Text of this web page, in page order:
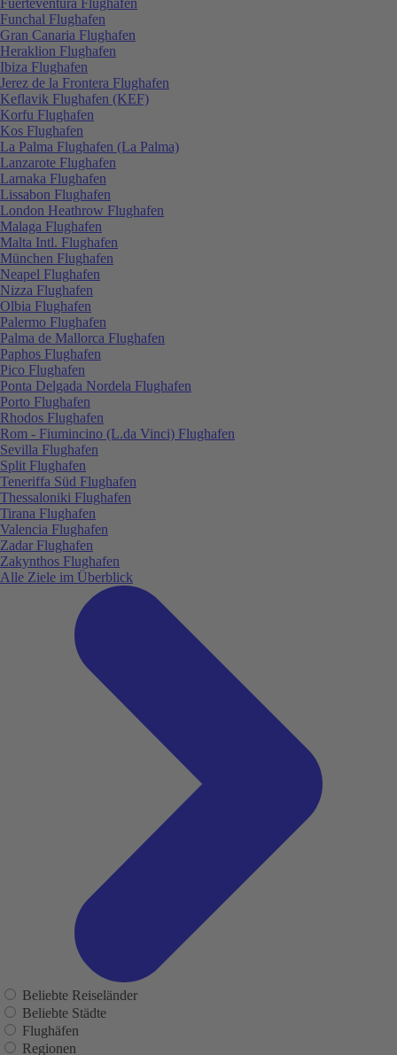
Funchal Flughafen
Gran Canaria Flughafen
Heraklion Flughafen
Ibiza Flughafen
Jerez de la Frontera Flughafen
Keflavik Flughafen (KEF)
Korfu Flughafen
Kos Flughafen
La Palma Flughafen (La Palma)
Lanzarote Flughafen
Larnaka Flughafen
Lissabon Flughafen
London Heathrow Flughafen
Malaga Flughafen
Malta Intl. Flughafen
München Flughafen
Neapel Flughafen
Nizza Flughafen
Olbia Flughafen
Palermo Flughafen
Palma de Mallorca Flughafen
Paphos Flughafen
Pico Flughafen
Ponta Delgada Nordela Flughafen
Porto Flughafen
Rhodos Flughafen
Rom - Fiumincino (L.da Vinci) Flughafen
Sevilla Flughafen
Split Flughafen
Teneriffa Süd Flughafen
Thessaloniki Flughafen
Tirana Flughafen
Valencia Flughafen
Zadar Flughafen
Zakynthos Flughafen
Alle Ziele im Überblick
Beliebte Reiseländer
Beliebte Städte
Flughäfen
Regionen